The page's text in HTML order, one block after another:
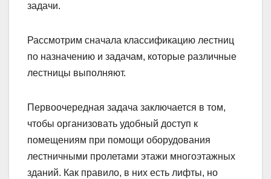
задачи.
Рассмотрим сначала классификацию лестниц
по назначению и задачам, которые различные
лестницы выполняют.
Первоочередная задача заключается в том,
чтобы организовать удобный доступ к
помещениям при помощи оборудования
лестничными пролетами этажи многоэтажных
зданий. Как правило, в них есть лифты, но